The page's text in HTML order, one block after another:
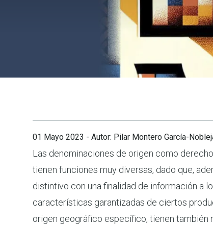
01 Mayo 2023 - Autor: Pilar Montero García-
Las denominaciones de origen como
tienen funciones muy diversas, dado que,
distintivo con una finalidad de información a
características garantizadas de ciertos
origen geográfico específico, tienen también